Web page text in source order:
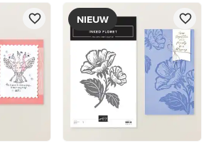
NIEUW